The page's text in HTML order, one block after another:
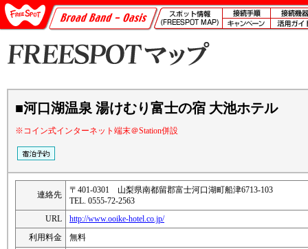
■河口湖温泉 湯けむり富士の宿 大池ホテル
※コイン式インターネット端末＠Station併設
連絡先
〒401-0301 山梨県南都留郡富士河口湖町船津6713-103
TEL. 0555-72-2563
URL
http://www.ooike-hotel.co.jp/
利用料金
無料